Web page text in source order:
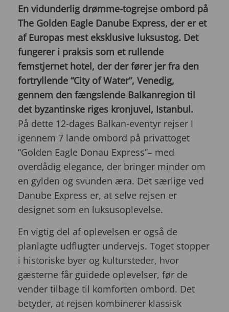
En vidunderlig drømme-togrejse ombord på
The Golden Eagle Danube Express, der er et
af Europas mest eksklusive luksustog. Det
fungerer i praksis som et rullende
femstjernet hotel, der der fører jer fra den
fortryllende “City of Water”, Venedig,
gennem den fængslende Balkanregion til
det byzantinske riges kronjuvel, Istanbul.
På dette 12-dages Balkan-eventyr rejser I
igennem 7 lande ombord på privattoget
“Golden Eagle Donau Express”– med
overdådig elegance, der bringer minder om
en gylden og svunden æra. Det særlige ved
Danube Express er, at selve rejsen er
designet som en luksusoplevelse.
En vigtig del af oplevelsen er også de
planlagte udflugter undervejs. Toget stopper
i historiske byer og kultursteder, hvor
gæsterne får guidede oplevelser, før de
vender tilbage til komforten ombord. Det
betyder, at rejsen kombinerer klassisk